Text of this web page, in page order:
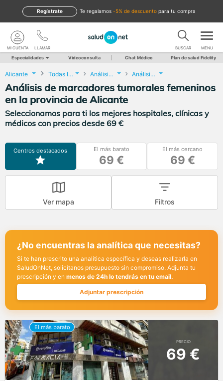
te regalamos -5% de descuento para tu compra
Regístrate
LLAMAR
MI CUENTA BUSCAR MENU
Especialidades Videoconsulta Chat Médico Plan de salud Fidelity
Alicante Todas las localidades Análisis Clínicos Análisis de marcadores tumorales femeninos
Análisis de marcadores tumorales femeninos
en la provincia de Alicante
Seleccionamos para ti los mejores hospitales, clínicas y
médicos con precios desde 69 €
Centros destacados El más barato
69 €
El más cercano
69 €
Ver mapa Filtros
¿No encuentras la analítica que necesitas?
Si te han prescrito una analítica específica y deseas realizarla en
SaludOnNet, solicítanos presupuesto sin compromiso. Adjunta tu
prescripción y en menos de 24h lo tendrás en tu email.
Adjuntar prescripción
PRECIO
69 €